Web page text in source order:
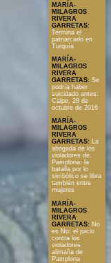
MARÍA-
MILAGROS
RIVERA
GARRETAS:
Termina el
patriarcado en
Turquía
MARÍA-
MILAGROS
RIVERA
GARRETAS: Se
podría haber
suicidado antes:
Calpe, 28 de
octubre de 2016
MARÍA-
MILAGROS
RIVERA
GARRETAS: La
abogada de los
violadores de.
Pamplona: la
batalla por lo
simbólico se libra
también entre
mujeres
MARÍA-
MILAGROS
RIVERA
GARRETAS: No
es No: el juicio
contra los
violadores
alimaña de
Pamplona